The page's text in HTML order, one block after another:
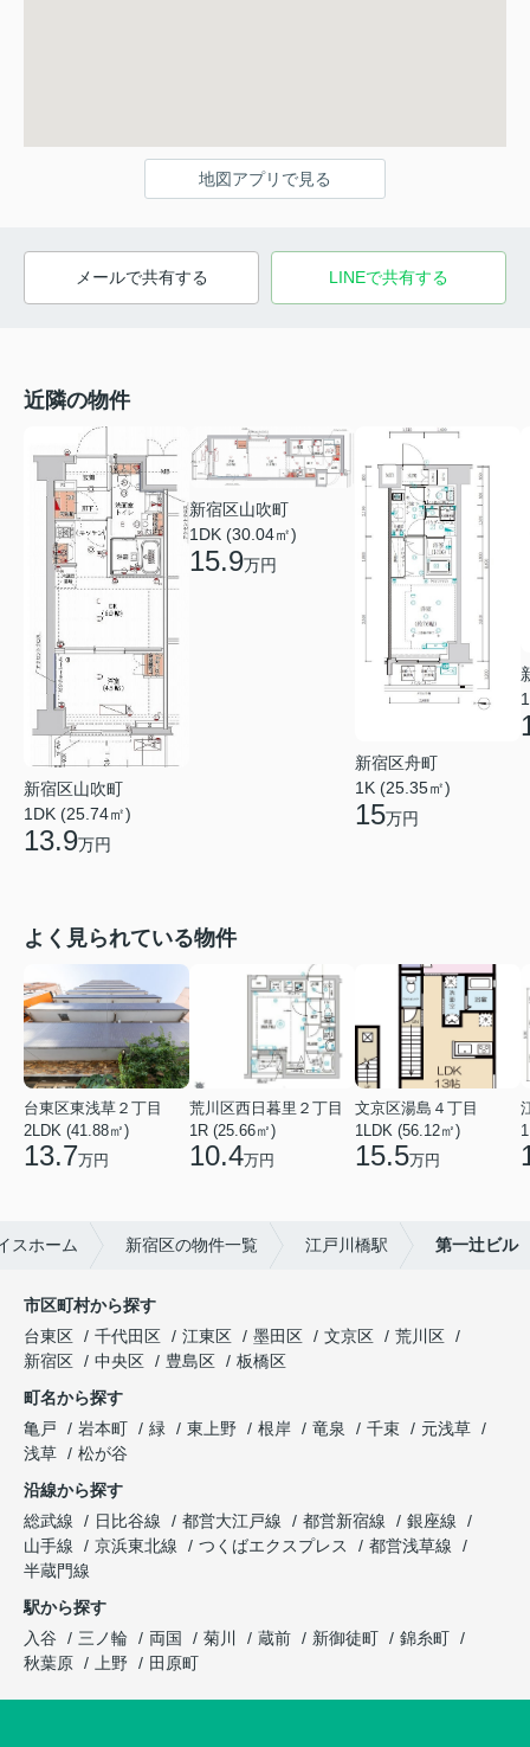
地図アプリで見る
メールで共有する LINEで共有する
近隣の物件
新宿区山吹町
1DK (25.74㎡)
13.9万円
新宿区山吹町
1DK (30.04㎡)
15.9万円
新宿区舟町
1K (25.35㎡)
15万円
よく見られている物件
台東区東浅草２丁目
2LDK (41.88㎡)
13.7万円
荒川区西日暮里２丁目
1R (25.66㎡)
10.4万円
文京区湯島４丁目
1LDK (56.12㎡)
15.5万円
スホーム 新宿区の物件一覧 江戸川橋駅 第一辻ビル
市区町村から探す
台東区
千代田区 江東区 墨田区 文京区
荒川区
新宿区
中央区 豊島区
板橋区
町名から探す
亀戸
岩本町 緑 東上野 根岸 竜泉 千束
元浅草
浅草
松が谷
沿線から探す
総武線
日比谷線 都営大江戸線 都営新宿線
銀座線
山手線
京浜東北線 つくばエクスプレス
都営浅草線
半蔵門線
駅から探す
入谷
三ノ輪 両国 菊川 蔵前 新御徒町
錦糸町
秋葉原
上野 田原町